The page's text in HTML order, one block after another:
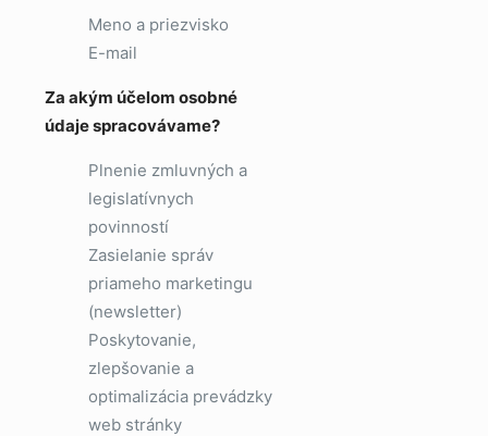
Meno a priezvisko
E-mail
Za akým účelom osobné
údaje spracovávame?
Plnenie zmluvných a
legislatívnych
povinností
Zasielanie správ
priameho marketingu
(newsletter)
Poskytovanie,
zlepšovanie a
optimalizácia prevádzky
web stránky